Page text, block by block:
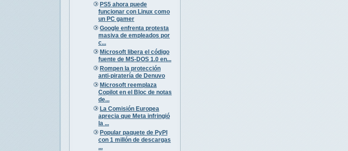
PS5 ahora puede
funcionar con Linux como
un PC gamer
Google enfrenta protesta
masiva de empleados por
c...
Microsoft libera el código
fuente de MS-DOS 1.0 en...
Rompen la protección
anti-piratería de Denuvo
Microsoft reemplaza
Copilot en el Bloc de notas
de...
La Comisión Europea
aprecia que Meta infringió
la ...
Popular paquete de PyPI
con 1 millón de descargas
...